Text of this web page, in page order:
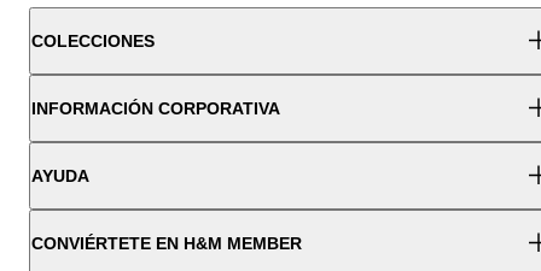
COLECCIONES
INFORMACIÓN CORPORATIVA
AYUDA
CONVIÉRTETE EN H&M MEMBER